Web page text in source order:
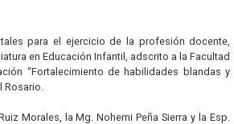
para el ejercicio de la profesión docente,
en Educación Infantil, adscrito a la Facultad
“Fortalecimiento de habilidades blandas y
Rosario.
Morales, la Mg. Nohemi Peña Sierra y la Esp.